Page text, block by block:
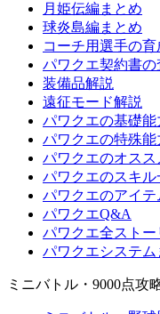
月姫伝編まとめ
球炎島編まとめ
コーチ用選手の
パワクエ契約書
装備品解説
遠征モード解説
パワクエの基礎能
パワクエの特殊能
パワクエのオス
パワクエのスキル
パワクエのアイテ
パワクエQ&A
パワクエ全ストー
パワクエシステム
ミニバトル・9000点攻